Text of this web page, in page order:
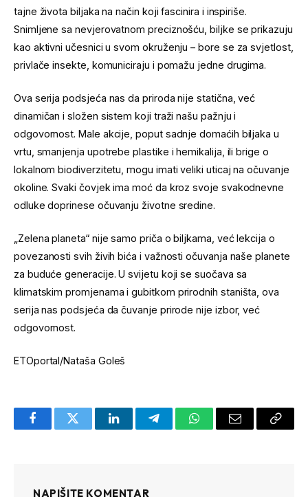
tajne života biljaka na način koji fascinira i inspiriše.
Snimljene sa nevjerovatnom preciznošću, biljke se prikazuju
kao aktivni učesnici u svom okruženju – bore se za svjetlost,
privlače insekte, komuniciraju i pomažu jedne drugima.
Ova serija podsjeća nas da priroda nije statična, već
dinamičan i složen sistem koji traži našu pažnju i
odgovornost. Male akcije, poput sadnje domaćih biljaka u
vrtu, smanjenja upotrebe plastike i hemikalija, ili brige o
lokalnom biodiverzitetu, mogu imati veliki uticaj na očuvanje
okoline. Svaki čovjek ima moć da kroz svoje svakodnevne
odluke doprinese očuvanju životne sredine.
„Zelena planeta“ nije samo priča o biljkama, već lekcija o
povezanosti svih živih bića i važnosti očuvanja naše planete
za buduće generacije. U svijetu koji se suočava sa
klimatskim promjenama i gubitkom prirodnih staništa, ova
serija nas podsjeća da čuvanje prirode nije izbor, već
odgovornost.
ETOportal/Nataša Goleš
FacebookTwitter LinkedInTelegramWhatsAppEmail
Copy
NAPIŠITE KOMENTAR